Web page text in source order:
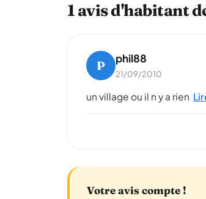
1 avis d'habitant
P phil88
21/09/2010
un village ou il n y a rien
Votre avis compte !